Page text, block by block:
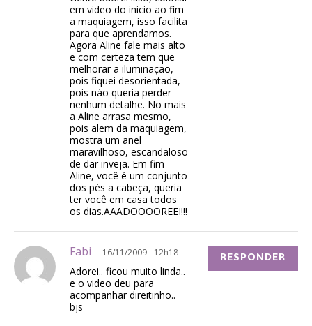
em video do inicio ao fim
a maquiagem, isso facilita
para que aprendamos.
Agora Aline fale mais alto
e com certeza tem que
melhorar a iluminaçao,
pois fiquei desorientada,
pois nào queria perder
nenhum detalhe. No mais
a Aline arrasa mesmo,
pois alem da maquiagem,
mostra um anel
maravilhoso, escandaloso
de dar inveja. Em fim
Aline, você é um conjunto
dos pés a cabeça, queria
ter você em casa todos
os dias.AAADOOOOREEI!!!
Fabi 16/11/2009 - 12h18
Adorei.. ficou muito linda..
e o video deu para
acompanhar direitinho..
bjs
RESPONDER